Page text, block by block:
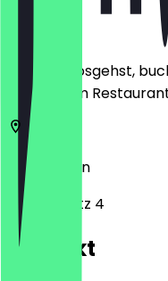
Bevor du losgehst,
zeige ihn im
10785
Berlin
Lützowplatz 4
Kontakt